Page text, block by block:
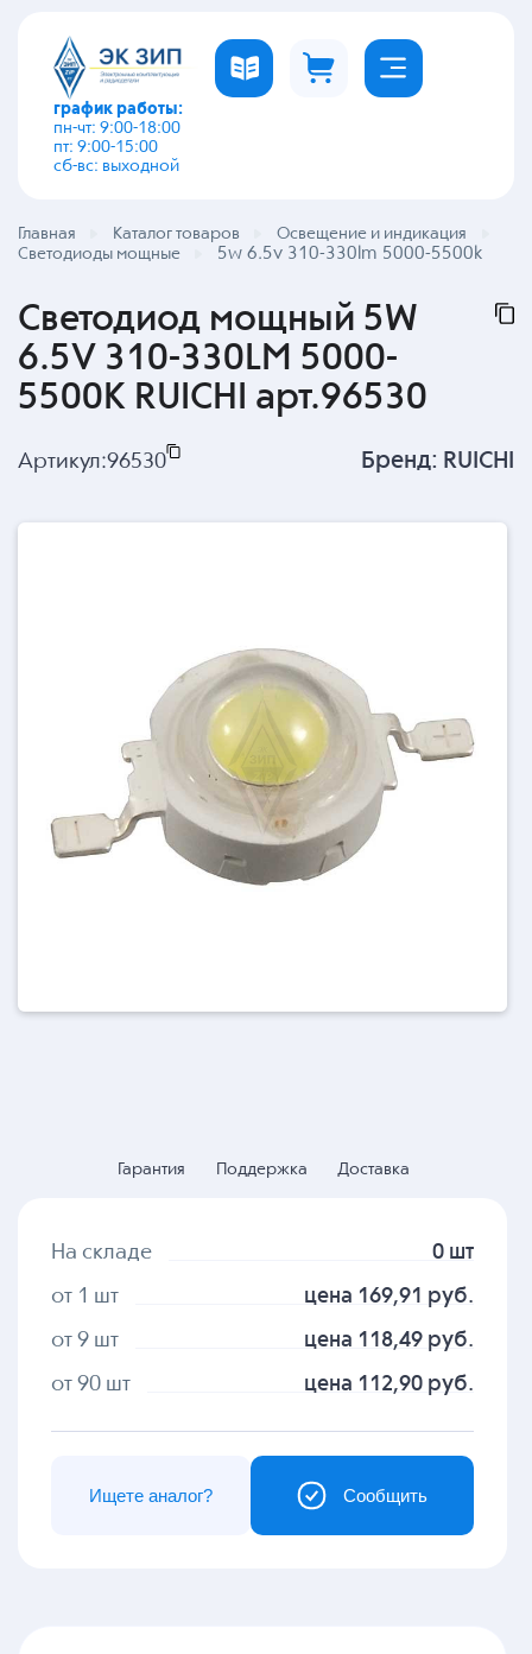
график работы:
пн-чт: 9:00-18:00
пт: 9:00-15:00
сб-вс: выходной
Главная Каталог товаров
Освещение и индикация
Светодиоды мощные
5w 6.5v 310-330lm 5000-5500k
Светодиод мощный 5W
6.5V 310-330LM 5000-
5500K RUICHI арт.96530
Артикул:96530 Бренд: RUICHI
Гарантия Поддержка Доставка
На складе 0 шт
от 1 шт цена 169,91 руб.
от 9 шт цена 118,49 руб.
от 90 шт цена 112,90 руб.
Сообщить
Ищете аналог?